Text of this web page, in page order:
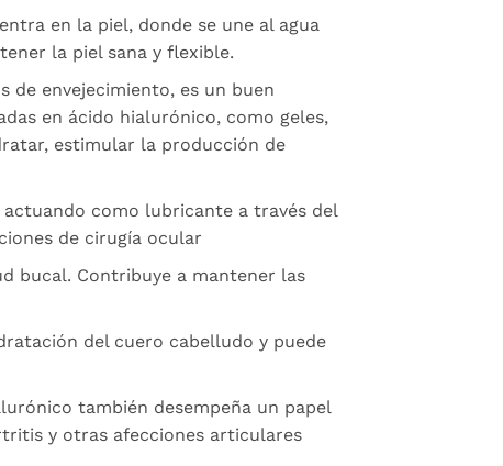
en la piel, donde se une al agua
la piel sana y flexible.
de envejecimiento, es un buen
en ácido hialurónico, como geles,
estimular la producción de
como lubricante a través del
de cirugía ocular
bucal. Contribuye a mantener las
del cuero cabelludo y puede
también desempeña un papel
y otras afecciones articulares